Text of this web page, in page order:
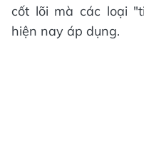
cốt lõi mà các loại
hiện nay áp dụng.